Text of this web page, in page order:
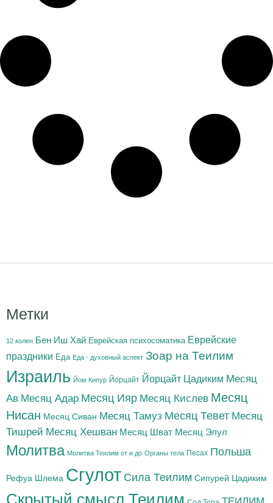
Метки
12 колен Бен Иш Хай Еврейская психосоматика Еврейские
праздники Еда Еда - духовный аспект Зоар на Теилим
Израиль Йом Кипур Йорцайт Йорцайт Цадиким Месяц
Ав Месяц Адар Месяц Ияр Месяц Кислев Месяц
Нисан Месяц Сиван Месяц Тамуз Месяц Тевет Месяц
Тишрей Месяц Хешван Месяц Шват Месяц Элул
Молитва Молитва Теилим от и до Органы тела Песах Польша
Рефуа Шлема Сгулот Сила Теилим Сипурей Цадиким
Скрытый смысл Теилим